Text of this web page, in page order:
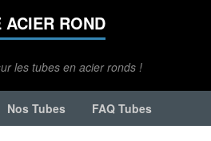
ACIER ROND
les tubes en acier ronds !
Nos Tubes FAQ Tubes